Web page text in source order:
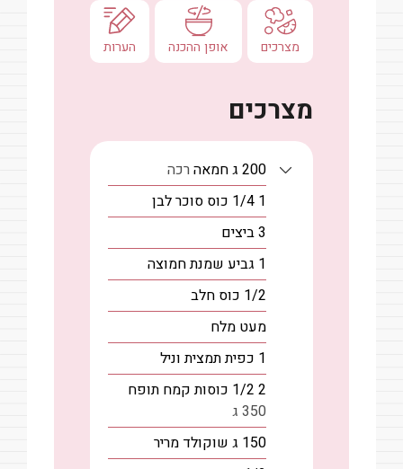
מצרכים אופן ההכנה הערות
מצרכים
200 גחמאהרכה
1 1/4
כוס סוכר לבן
3ביצים
1 גביע שמנת חמוצה
1/2 כוס חלב
מעט מלח
1 כפיתתמצית וניל
2 1/2
כוסות קמח תופח
350 ג
150 ג שוקולד מריר